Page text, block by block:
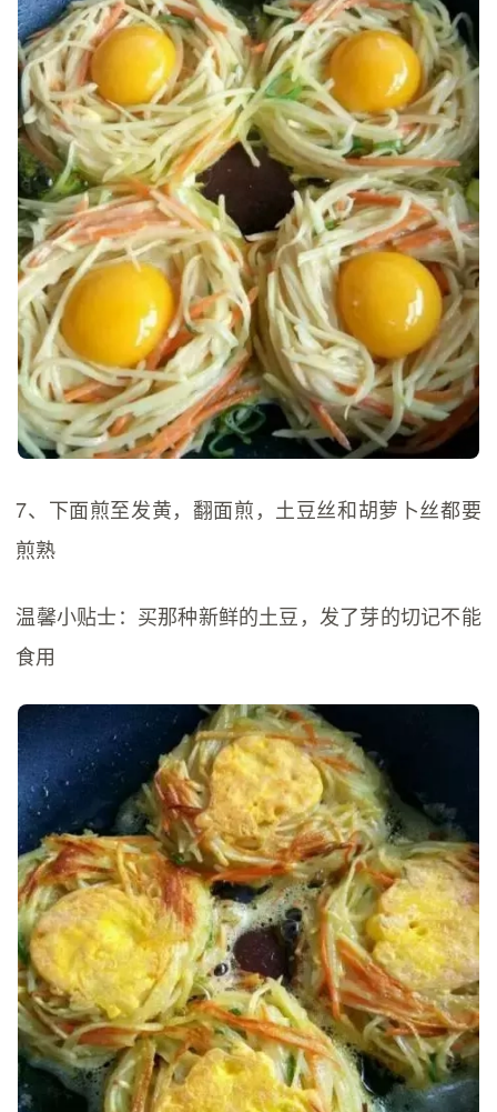
7、下面煎至发黄，翻面煎，土豆丝和胡萝卜丝都要
煎熟
温馨小贴士：买那种新鲜的土豆，发了芽的切记不能
食用